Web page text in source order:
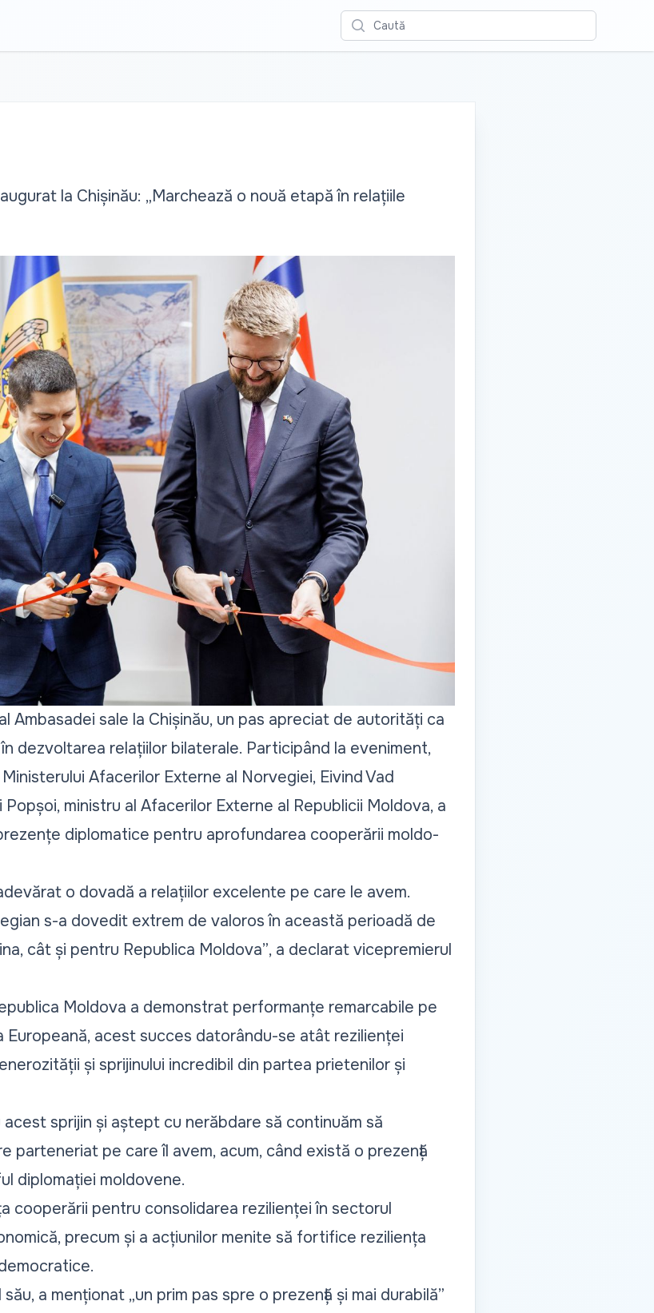
Caută
la Chișinău: „Marchează o nouă etapă în relațiile
Ambasadei sale la Chișinău, un pas apreciat de autorități ca
dezvoltarea relațiilor bilaterale. Participând la eveniment,
Afacerilor Externe al Norvegiei, Eivind Vad
ministru al Afacerilor Externe al Republicii Moldova, a
diplomatice pentru aprofundarea cooperării moldo-
o dovadă a relațiilor excelente pe care le avem.
s-a dovedit extrem de valoros în această perioadă de
cât și pentru Republica Moldova”, a declarat vicepremierul
Moldova a demonstrat performanțe remarcabile pe
Europeană, acest succes datorându-se atât rezilienței
și sprijinului incredibil din partea prietenilor și
sprijin și aștept cu nerăbdare să continuăm să
parteneriat pe care îl avem, acum, când există o prezență
diplomației moldovene.
cooperării pentru consolidarea rezilienței în sectorul
precum și a acțiunilor menite să fortifice reziliența
său, a menționat „un prim pas spre o prezență și mai durabilă”